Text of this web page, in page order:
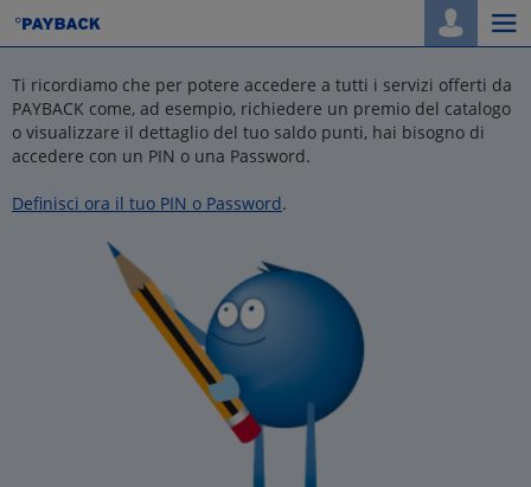
Ti ricordiamo che per potere accedere a tutti i servizi offerti da
PAYBACK come, ad esempio, richiedere un premio del catalogo
o visualizzare il dettaglio del tuo saldo punti, hai bisogno di
accedere con un PIN o una Password.
Definisci ora il tuo PIN o Password.